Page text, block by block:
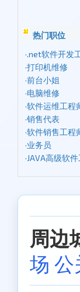
热门职位
·.net软件开发
·打印机维修
·前台小姐
·电脑维修
·软件运维工程
·销售代表
·软件销售工程
·业务员
·JAVA高级软
周边
场 公